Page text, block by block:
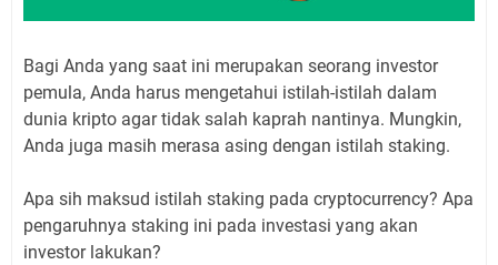
Bagi Anda yang saat ini merupakan seorang investor
pemula, Anda harus mengetahui istilah-istilah dalam
dunia kripto agar tidak salah kaprah nantinya. Mungkin,
Anda juga masih merasa asing dengan istilah staking.
Apa sih maksud istilah staking pada cryptocurrency? Apa
pengaruhnya staking ini pada investasi yang akan
investor lakukan?